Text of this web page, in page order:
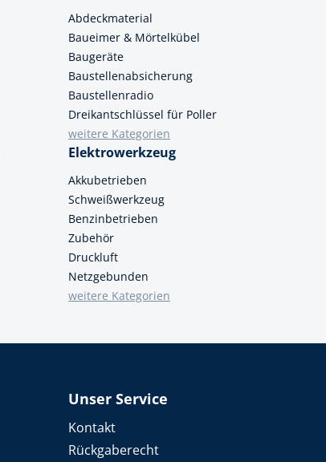
Abdeckmaterial
Baueimer & Mörtelkübel
Baugeräte
Baustellenabsicherung
Baustellenradio
Dreikantschlüssel für Poller
weitere Kategorien
Elektrowerkzeug
Akkubetrieben
Schweißwerkzeug
Benzinbetrieben
Zubehör
Druckluft
Netzgebunden
weitere Kategorien
Unser Service
Kontakt
Rückgaberecht